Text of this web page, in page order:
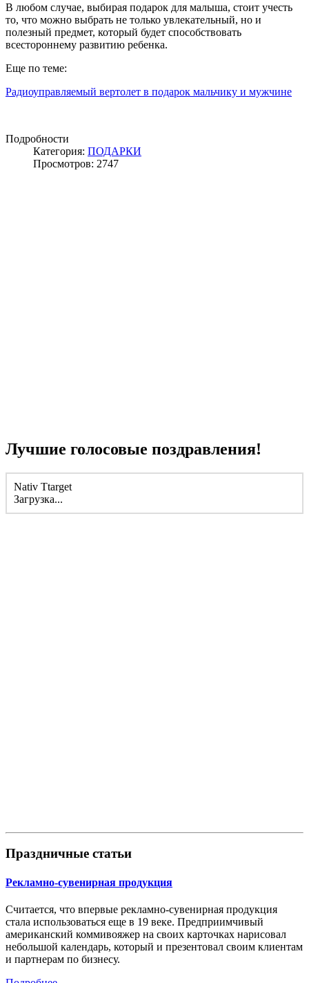
В любом случае, выбирая подарок для малыша, стоит учесть
то, что можно выбрать не только увлекательный, но и
полезный предмет, который будет способствовать
всестороннему развитию ребенка.
Еще по теме:
Радиоуправляемый вертолет в подарок мальчику и мужчине
Подробности
Категория: ПОДАРКИ
Просмотров: 2747
Лучшие голосовые поздравления!
Nativ Ttarget
Загрузка...
Праздничные статьи
Рекламно-сувенирная продукция
Считается, что впервые рекламно-сувенирная продукция
стала использоваться еще в 19 веке. Предприимчивый
американский коммивояжер на своих карточках нарисовал
небольшой календарь, который и презентовал своим клиентам
и партнерам по бизнесу.